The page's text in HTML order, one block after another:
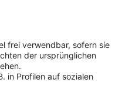
frei verwendbar, sofern sie
der ursprünglichen
in Profilen auf sozialen